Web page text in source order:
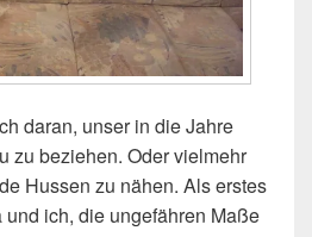
daran, unser in die Jahre
zu beziehen. Oder vielmehr
Hussen zu nähen. Als erstes
und ich, die ungefähren Maße